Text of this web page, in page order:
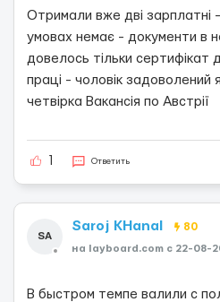
Отримали вже дві зарплатні -
умовах немає - документи в
довелось тільки сертифікат
праці - чоловік задоволений
четвірка Вакансія по Австрії
Ответить
SA
Saroj KHanal 80
на layboard.com c 22-08-
В быстром темпе валили с